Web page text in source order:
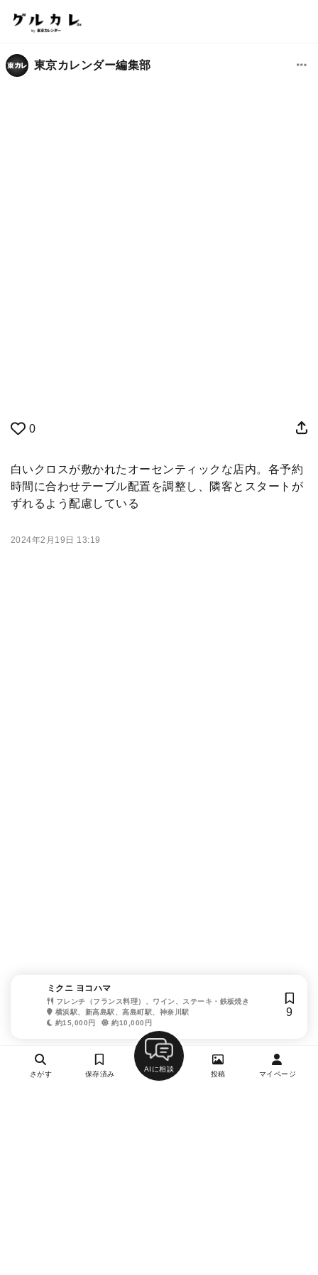
東京カレンダー編集部
0
白いクロスが敷かれたオーセンティックな店内。各予約
時間に合わせテーブル配置を調整し、隣客とスタートが
ずれるよう配慮している
2024年2月19日 13:19
ミクニ ヨコハマ
フレンチ（フランス料理）、ワイン、ステーキ・鉄板焼き
横浜駅、新高島駅、高島町駅、神奈川駅
約15,000円
約10,000円
9
さがす 保存済み
AIに相談
投稿 マイページ